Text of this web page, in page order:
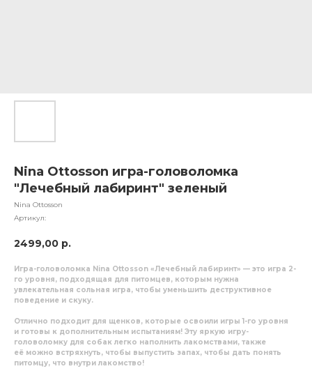
Nina Ottosson игра-головоломка
"Лечебный лабиринт" зеленый
Nina Ottosson
Артикул:
2499,00 р.
Игра-головоломка Nina Ottosson «Лечебный лабиринт» — это игра 2-
го уровня, подходящая для питомцев, которым нужна
увлекательная сольная игра, чтобы уменьшить деструктивное
поведение и скуку.
Отлично подходит для щенков, которые освоили игры 1-го уровня
и готовы к дополнительным испытаниям! Эту яркую игру-
головоломку для собак легко наполнить лакомствами, также
её можно встряхнуть, чтобы выпустить запах, чтобы дать понять
питомцу, что внутри лакомство!